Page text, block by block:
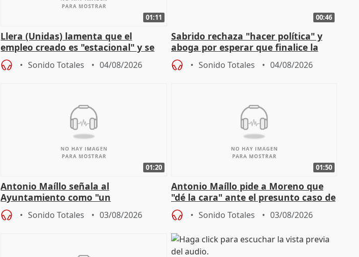
01:11
Llera (Unidas) lamenta que el
empleo creado es "estacional" y se
"esfumará" al acabar el verano
Sonido Totales 04/08/2026
00:46
Sabrido rechaza "hacer política" y
aboga por esperar que finalice la
investigación del incendio
Sonido Totales 04/08/2026
01:20
Antonio Maíllo señala al
Ayuntamiento como "un
especulador más" sobre viviendas de
Jiménez Becerril
Sonido Totales 03/08/2026
01:50
Antonio Maíllo pide a Moreno que
"dé la cara" ante el presunto caso de
acoso del CEO de ADM
Sonido Totales 03/08/2026